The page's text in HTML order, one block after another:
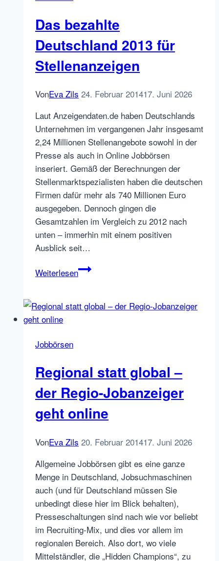
201402
Das bezahlte
Deutschland 2013 für
Stellenanzeigen
VonEva Zils 24. Februar 201417. Juni 2026
Laut Anzeigendaten.de haben Deutschlands
Unternehmen im vergangenen Jahr insgesamt
2,24 Millionen Stellenangebote sowohl in der
Presse als auch in Online Jobbörsen
inseriert. Gemäß der Berechnungen der
Stellenmarktspezialisten haben die deutschen
Firmen dafür mehr als 740 Millionen Euro
ausgegeben. Dennoch gingen die
Gesamtzahlen im Vergleich zu 2012 nach
unten – immerhin mit einem positiven
Ausblick seit…
WeiterlesenDas
2013
Jobbörsen
Regional statt global –
der Regio-Jobanzeiger
geht online
VonEva Zils 20. Februar 201417. Juni 2026
Allgemeine Jobbörsen gibt es eine ganze
Menge in Deutschland, Jobsuchmaschinen
auch (und für Deutschland müssen Sie
unbedingt diese hier im Blick behalten),
Presseschaltungen sind nach wie vor beliebt
im Recruiting-Mix, und dies vor allem im
regionalen Bereich. Also dort, wo viele
Mittelständler, die „Hidden Champions“, zu